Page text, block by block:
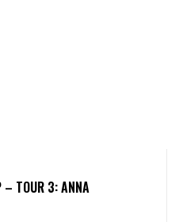
– TOUR 3: ANNA